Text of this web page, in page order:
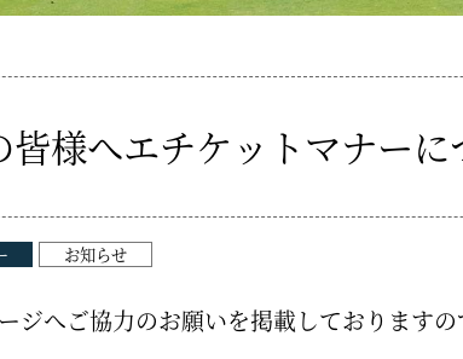
皆様へエチケットマナーに
お知らせ
ジへご協力のお願いを掲載しておりますの